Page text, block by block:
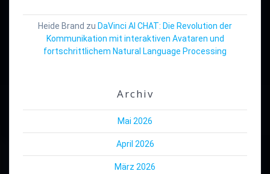
Heide Brand zu DaVinci AI CHAT: Die Revolution der
Kommunikation mit interaktiven Avataren und
fortschrittlichem Natural Language Processing
Archiv
Mai 2026
April 2026
März 2026